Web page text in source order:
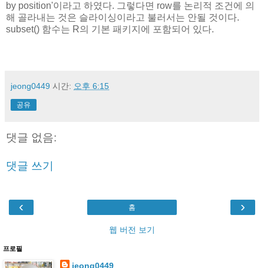
by position'이라고 하였다. 그렇다면 row를 논리적 조건에 의
해 골라내는 것은 슬라이싱이라고 불러서는 안될 것이다.
subset() 함수는 R의 기본 패키지에 포함되어 있다.
jeong0449 시간: 오후 6:15
공유
댓글 없음:
댓글 쓰기
‹ ›
홈
웹 버전 보기
프로필
jeong0449